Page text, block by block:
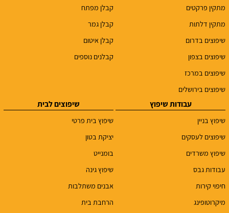
מתקין פרקטים
מתקין דלתות
שיפוצים בדרום
שיפוצים בצפון
שיפוצים במרכז
שיפוצים בירושלים
קבלן מפתח
קבלן גמר
קבלן איטום
קבלנים נוספים
עבודות שיפוץ
שיפוץ בניין
שיפוצים לעסקים
שיפוץ משרדים
עבודות גבס
חיפוי קירות
מיקרוטופינג
שיפוצים לבית
שיפוץ בית פרטי
יציקת בטון
בומנייט
שיפוץ גינה
אבנים משתלבות
הרחבת בית